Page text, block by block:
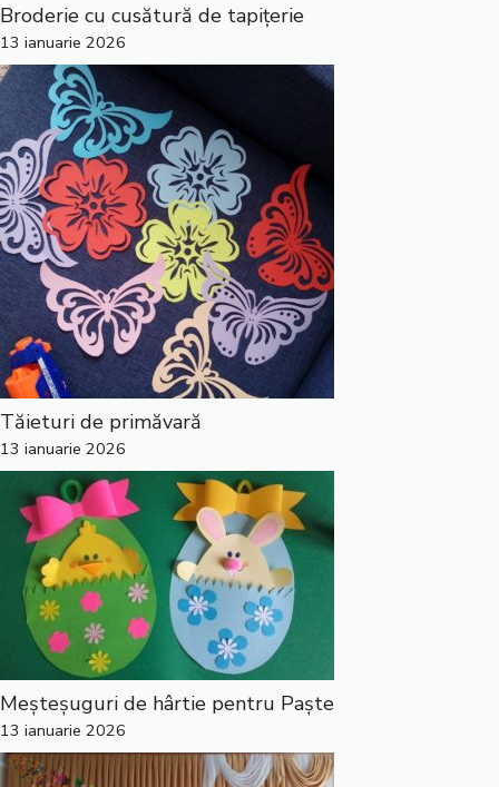
Broderie cu cusătură de tapițerie
13 ianuarie 2026
Tăieturi de primăvară
13 ianuarie 2026
Meșteșuguri de hârtie pentru Paște
13 ianuarie 2026